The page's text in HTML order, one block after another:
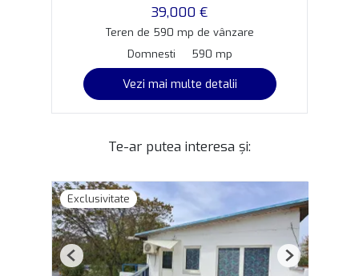
39,000 €
Teren de 590 mp de vânzare
Domnesti
590 mp
Vezi mai multe detalii
Te-ar putea interesa și:
Exclusivitate
Previous Next